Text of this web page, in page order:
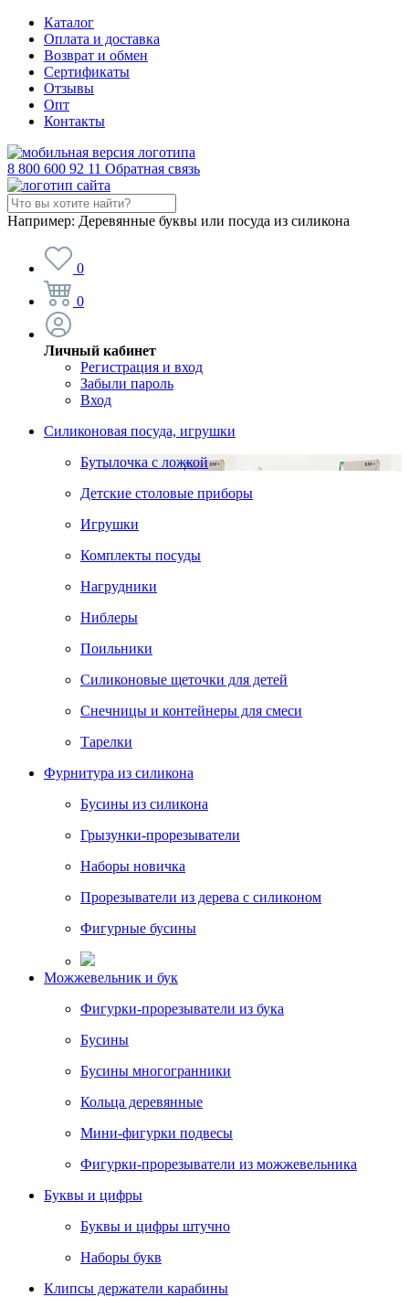
Каталог
Оплата и доставка
Возврат и обмен
Сертификаты
Отзывы
Опт
Контакты
8 800 600 92 11 Обратная связь
Например: Деревянные буквы или посуда из силикона
0
0
Личный кабинет
Регистрация и вход
Забыли пароль
Вход
Силиконовая посуда, игрушки
Бутылочка с ложкой
Детские столовые приборы
Игрушки
Комплекты посуды
Нагрудники
Ниблеры
Поильники
Силиконовые щеточки для детей
Снечницы и контейнеры для смеси
Тарелки
Фурнитура из силикона
Бусины из силикона
Грызунки-прорезыватели
Наборы новичка
Прорезыватели из дерева с силиконом
Фигурные бусины
Можжевельник и бук
Фигурки-прорезыватели из бука
Бусины
Бусины многогранники
Кольца деревянные
Мини-фигурки подвесы
Фигурки-прорезыватели из можжевельника
Буквы и цифры
Буквы и цифры штучно
Наборы букв
Клипсы держатели карабины